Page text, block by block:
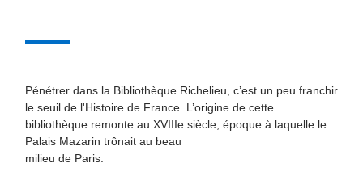
Pénétrer dans la Bibliothèque Richelieu, c’est un peu franchir
le seuil de l'Histoire de France. L’origine de cette
bibliothèque remonte au XVIIIe siècle, époque à laquelle le
Palais Mazarin trônait au beau
milieu de Paris.